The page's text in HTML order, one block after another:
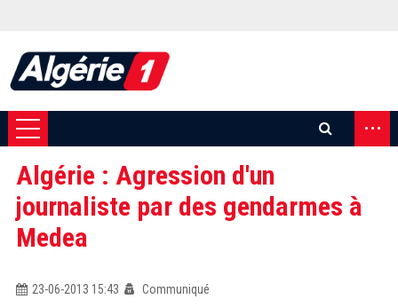
...
Algérie : Agression d'un
journaliste par des gendarmes à
Medea
23-06-2013 15:43
Communiqué